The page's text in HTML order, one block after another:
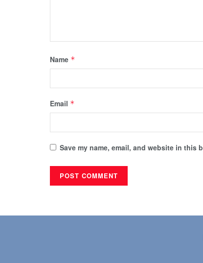
Name *
Email *
Save my name, email, and website in this